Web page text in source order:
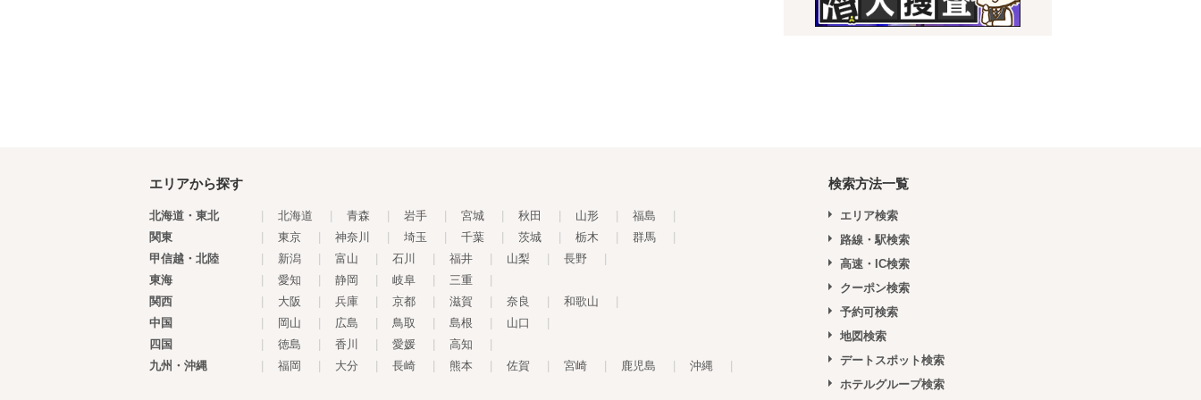
エリアから探す
北海道・東北 北海道 青森 岩手 宮城 秋田 山形 福島
関東
東京 神奈川 埼玉 千葉 茨城 栃木 群馬
甲信越・北陸
新潟 富山 石川 福井 山梨 長野
東海
愛知 静岡 岐阜 三重
関西
大阪 兵庫 京都 滋賀 奈良 和歌山
中国
岡山 広島 鳥取 島根 山口
四国
徳島 香川 愛媛 高知
九州・沖縄
福岡 大分 長崎 熊本 佐賀 宮崎 鹿児島 沖縄
検索方法一覧
エリア検索
路線・駅検索
高速・IC検索
クーポン検索
予約可検索
地図検索
デートスポット検索
ホテルグループ検索